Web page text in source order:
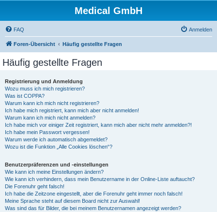
Medical GmbH
FAQ Anmelden
Foren-Übersicht Häufig gestellte Fragen
Häufig gestellte Fragen
Registrierung und Anmeldung
Wozu muss ich mich registrieren?
Was ist COPPA?
Warum kann ich mich nicht registrieren?
Ich habe mich registriert, kann mich aber nicht anmelden!
Warum kann ich mich nicht anmelden?
Ich habe mich vor einiger Zeit registriert, kann mich aber nicht mehr anmelden?!
Ich habe mein Passwort vergessen!
Warum werde ich automatisch abgemeldet?
Wozu ist die Funktion „Alle Cookies löschen“?
Benutzerpräferenzen und -einstellungen
Wie kann ich meine Einstellungen ändern?
Wie kann ich verhindern, dass mein Benutzername in der Online-Liste auftaucht?
Die Forenuhr geht falsch!
Ich habe die Zeitzone eingestellt, aber die Forenuhr geht immer noch falsch!
Meine Sprache steht auf diesem Board nicht zur Auswahl!
Was sind das für Bilder, die bei meinem Benutzernamen angezeigt werden?